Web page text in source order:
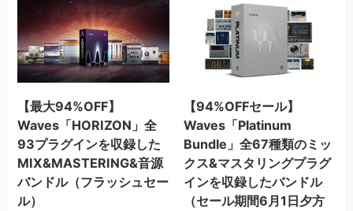
【最大94%OFF】
Waves「HORIZON」全
93プラグインを収録した
MIX&MASTERING&音源
バンドル（フラッシュセー
ル）
【94%OFFセール】
Waves「Platinum
Bundle」全67種類のミッ
クス&マスタリングプラグ
インを収録したバンドル
（セール期間6月1日夕方